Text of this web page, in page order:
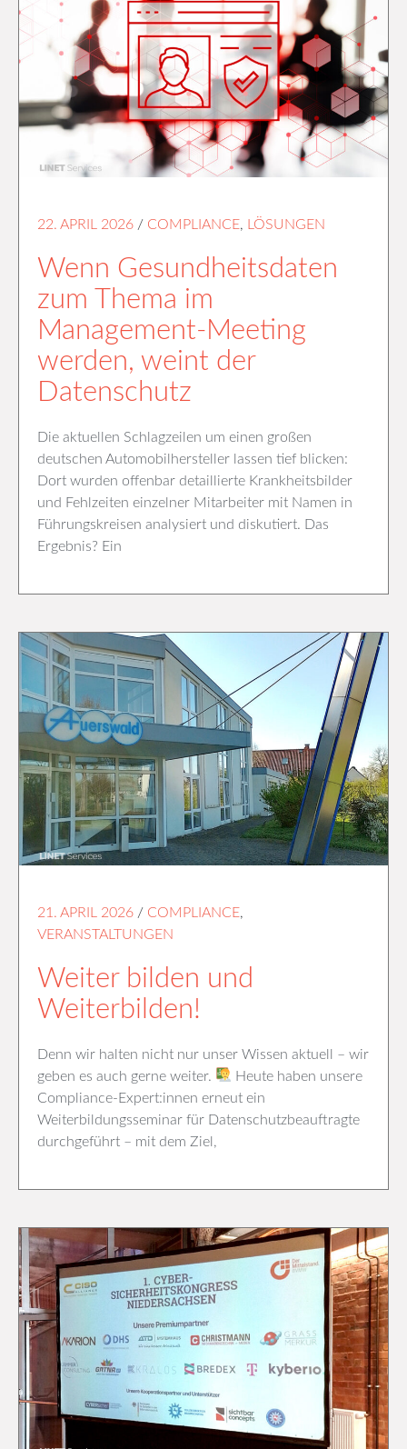
22. APRIL 2026 / COMPLIANCE, LÖSUNGEN
Wenn Gesundheitsdaten
zum Thema im
Management-Meeting
werden, weint der
Datenschutz
Die aktuellen Schlagzeilen um einen großen
deutschen Automobilhersteller lassen tief blicken:
Dort wurden offenbar detaillierte Krankheitsbilder
und Fehlzeiten einzelner Mitarbeiter mit Namen in
Führungskreisen analysiert und diskutiert. Das
Ergebnis? Ein
21. APRIL 2026 / COMPLIANCE,
VERANSTALTUNGEN
Weiter bilden und
Weiterbilden!
Denn wir halten nicht nur unser Wissen aktuell – wir
geben es auch gerne weiter.
Heute haben unsere
Compliance-Expert:innen erneut ein
Weiterbildungsseminar für Datenschutzbeauftragte
durchgeführt – mit dem Ziel,